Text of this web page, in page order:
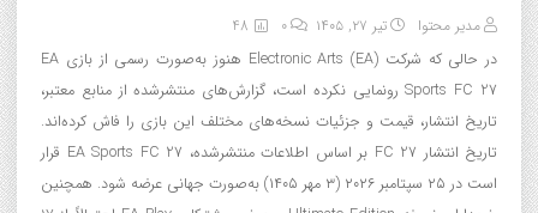
مدیر محتوا تیر ۲۷, ۱۴۰۵ 0
48
در حالی که شرکت Electronic Arts (EA) هنوز به‌صورت رسمی از بازی EA
Sports FC 27 رونمایی نکرده است، گزارش‌های منتشرشده از منابع معتبر،
تاریخ انتشار، قیمت و جزئیات نسخه‌های مختلف این بازی را فاش کرده‌اند.
تاریخ انتشار FC 27 بر اساس اطلاعات منتشرشده، EA Sports FC 27 قرار
است در ۲۵ سپتامبر ۲۰۲۶ (۳ مهر ۱۴۰۵) به‌صورت جهانی عرضه شود. همچنین